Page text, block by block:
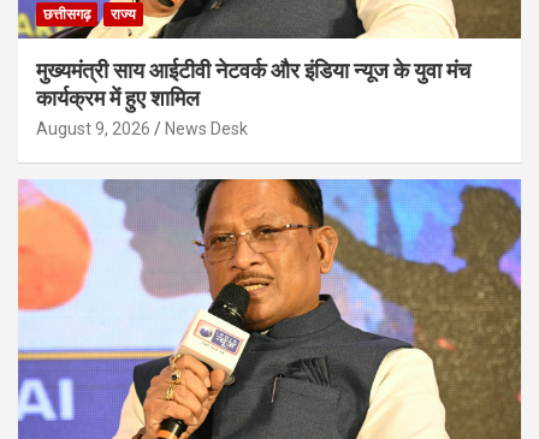
छत्तीसगढ़ राज्य
मुख्यमंत्री साय आईटीवी नेटवर्क और इंडिया न्यूज के युवा मंच
कार्यक्रम में हुए शामिल
August 9, 2026 News Desk